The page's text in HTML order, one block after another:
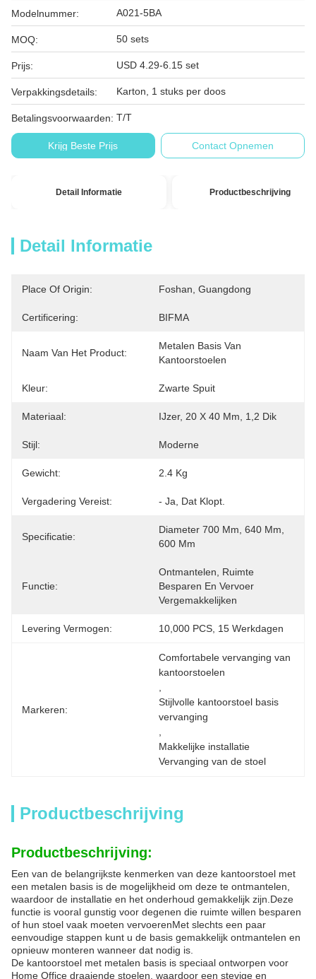
Modelnummer: A021-5BA
MOQ: 50 sets
Prijs: USD 4.29-6.15 set
Verpakkingsdetails: Karton, 1 stuks per doos
Betalingsvoorwaarden: T/T
Krijg Beste Prijs Contact Opnemen
Detail Informatie Productbeschrijving
Detail Informatie
Place Of Origin: Foshan, Guangdong
Certificering: BIFMA
Naam Van Het Product:
Metalen Basis Van
Kantoorstoelen
Kleur: Zwarte Spuit
Materiaal: IJzer, 20 X 40 Mm, 1,2 Dik
Stijl: Moderne
Gewicht: 2.4 Kg
Vergadering Vereist: - Ja, Dat Klopt.
Specificatie:
Diameter 700 Mm, 640 Mm,
600 Mm
Functie:
Ontmantelen, Ruimte
Besparen En Vervoer
Vergemakkelijken
Levering Vermogen: 10,000 PCS, 15 Werkdagen
Markeren:
Comfortabele vervanging van
kantoorstoelen
Stijlvolle kantoorstoel basis
vervanging
Makkelijke installatie
Vervanging van de stoel
Productbeschrijving
Productbeschrijving:
Een van de belangrijkste kenmerken van deze kantoorstoel met
een metalen basis is de mogelijkheid om deze te ontmantelen,
waardoor de installatie en het onderhoud gemakkelijk zijn.Deze
functie is vooral gunstig voor degenen die ruimte willen besparen
of hun stoel vaak moeten vervoerenMet slechts een paar
eenvoudige stappen kunt u de basis gemakkelijk ontmantelen en
opnieuw monteren wanneer dat nodig is.
De kantoorstoel met metalen basis is speciaal ontworpen voor
Home Office draaiende stoelen, waardoor een stevige en